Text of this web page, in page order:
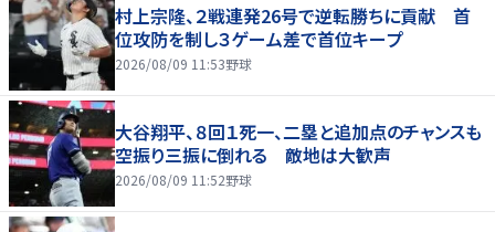
村上宗隆、２戦連発26号で逆転勝ちに貢献 首
位攻防を制し３ゲーム差で首位キープ
2026/08/09 11:53野球
大谷翔平、８回１死一、二塁と追加点のチャンスも
空振り三振に倒れる 敵地は大歓声
2026/08/09 11:52野球